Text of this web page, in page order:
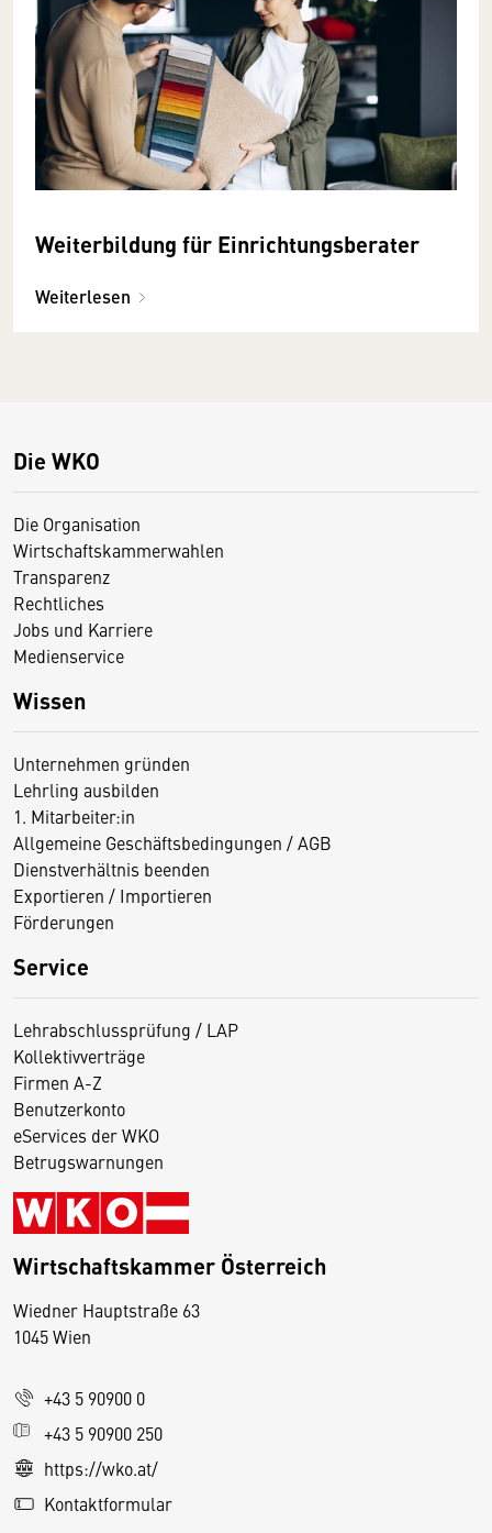
Weiterbildung für Einrichtungsberater
Weiterlesen
Die WKO
Die Organisation
Wirtschaftskammerwahlen
Transparenz
Rechtliches
Jobs und Karriere
Medienservice
Wissen
Unternehmen gründen
Lehrling ausbilden
1. Mitarbeiter:in
Allgemeine Geschäftsbedingungen / AGB
Dienstverhältnis beenden
Exportieren / Importieren
Förderungen
Service
Lehrabschlussprüfung / LAP
Kollektivverträge
Firmen A-Z
Benutzerkonto
eServices der WKO
Betrugswarnungen
Wirtschaftskammer Österreich
Wiedner Hauptstraße 63
1045 Wien
+43 5 90900 0
+43 5 90900 250
https://wko.at/
Kontaktformular
D
s
e
S
e